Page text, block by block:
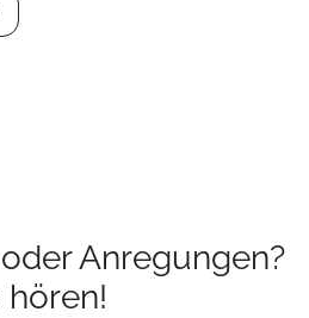
Anregungen?